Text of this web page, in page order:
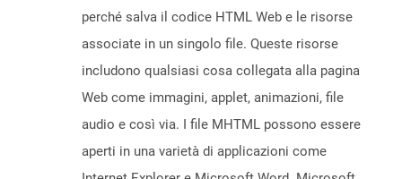
perché salva il codice HTML Web e le risorse
associate in un singolo file. Queste risorse
includono qualsiasi cosa collegata alla pagina
Web come immagini, applet, animazioni, file
audio e così via. I file MHTML possono essere
aperti in una varietà di applicazioni come